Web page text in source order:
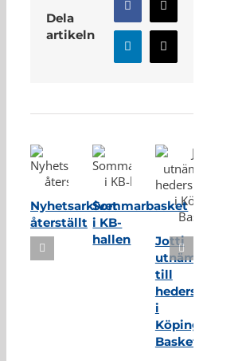
Dela
artikeln
Facebook
X
LinkedInE-
post
Nyhetsarkivet
återställt
Sommarbasket
i KB-
hallen
Jotti
utnämnd
till
hedersmedlem
i
Köping
Basket